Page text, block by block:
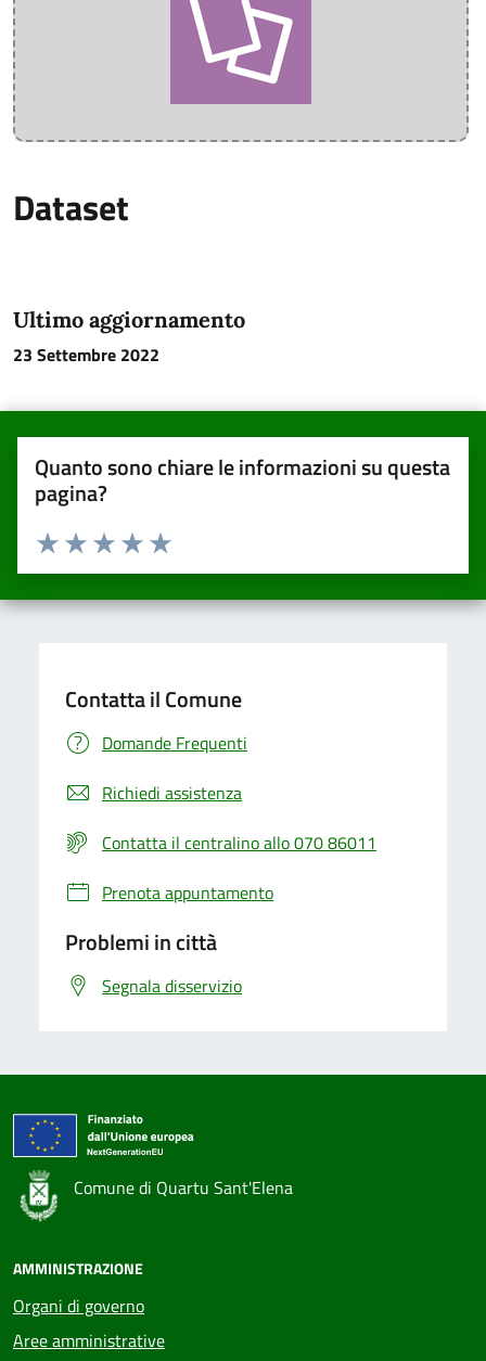
Dataset
Ultimo aggiornamento
23 Settembre 2022
Quanto sono chiare le informazioni su questa
pagina?
Valuta da 1 a 5 stelle la pagina
Valuta 5 stelle su 5
Valuta 4 stelle su 5
Valuta 3 stelle su 5
Valuta 2 stelle su 5
Valuta una stella su 5
Contatta il Comune
Domande Frequenti
Richiedi assistenza
Contatta il centralino allo 070 86011
Prenota appuntamento
Problemi in città
Segnala disservizio
Comune di Quartu Sant'Elena
AMMINISTRAZIONE
Organi di governo
Aree amministrative